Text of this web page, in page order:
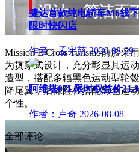
Mission E Cross Turismo前脸
为贯穿式设计，充分彰显其运
造型，搭配多辐黑色运动型轮
降尾翼，后保险杠搭配黑色运
个性。
捷达首款纯电轿车M6线
限时快闪店
作者：孟宪慈 2026-08-09
阿维塔07L限时权益价
作者：卢奇 2026-08-08
全部评论